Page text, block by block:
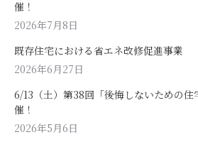
催！
2026年7月8日
既存住宅における省エネ改修促進事業
2026年6月27日
6/13（土）第38回「後悔しないための
催！
2026年5月6日